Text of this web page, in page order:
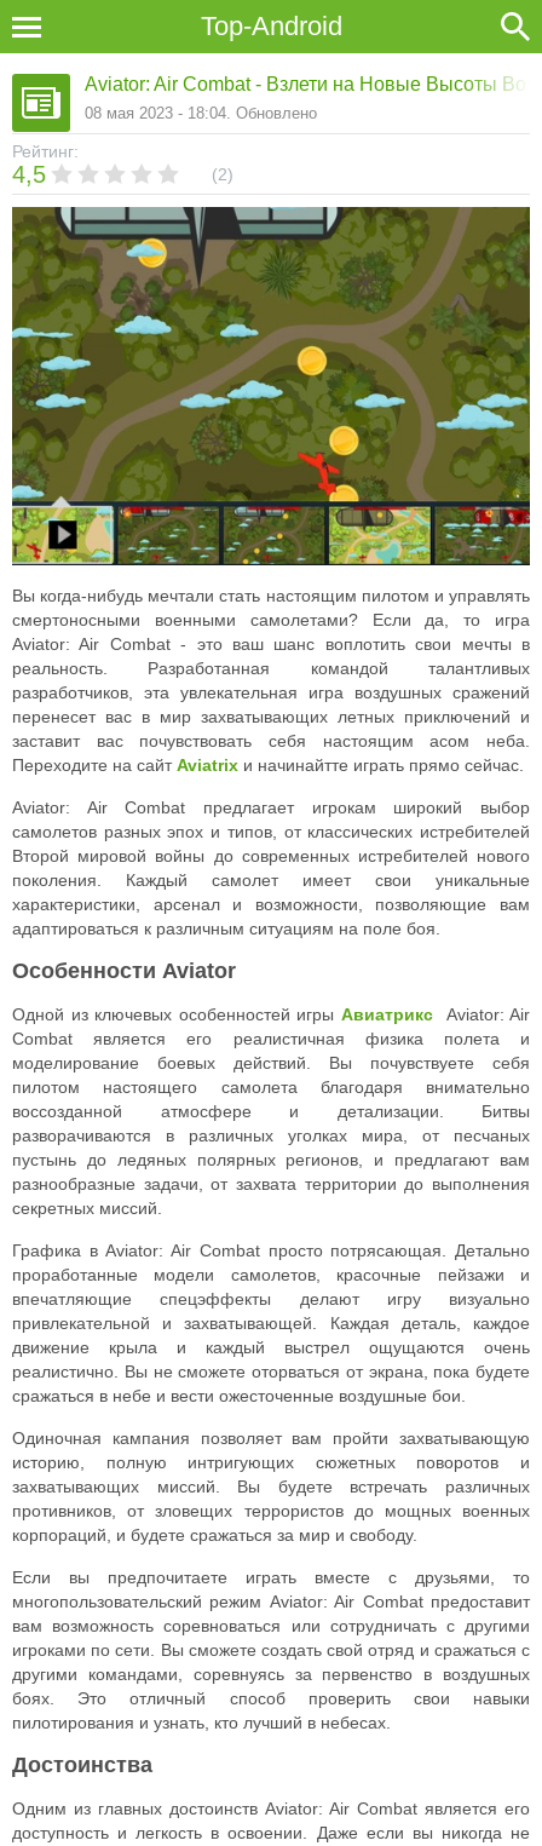
Top-Android
Рейтинг:
4,5 2
Aviator: Air Combat - Взлети на Новые Высоты
08 мая 2023 - 18:04. Обновлено
Вы когда-нибудь мечтали стать настоящим пилотом и управлять
смертоносными военными самолетами? Если да, то игра
Aviator: Air Combat - это ваш шанс воплотить свои мечты в
реальность. Разработанная командой талантливых
разработчиков, эта увлекательная игра воздушных сражений
перенесет вас в мир захватывающих летных приключений и
заставит вас почувствовать себя настоящим асом неба.
Переходите на сайтAviatrix и начинайтте играть прямо сейчас.
Aviator: Air Combat предлагает игрокам широкий выбор
самолетов разных эпох и типов, от классических истребителей
Второй мировой войны до современных истребителей нового
поколения. Каждый самолет имеет свои уникальные
характеристики, арсенал и возможности, позволяющие вам
адаптироваться к различным ситуациям на поле боя.
Особенности Aviator
Одной из ключевых особенностей игры Авиатрикс
Aviator: Air
Combat является его реалистичная физика полета и
моделирование боевых действий. Вы почувствуете себя
пилотом настоящего самолета благодаря внимательно
воссозданной атмосфере и детализации. Битвы
разворачиваются в различных уголках мира, от песчаных
пустынь до ледяных полярных регионов, и предлагают вам
разнообразные задачи, от захвата территории до выполнения
секретных миссий.
Графика в Aviator: Air Combat просто потрясающая. Детально
проработанные модели самолетов, красочные пейзажи и
впечатляющие спецэффекты делают игру визуально
привлекательной и захватывающей. Каждая деталь, каждое
движение крыла и каждый выстрел ощущаются очень
реалистично. Вы не сможете оторваться от экрана, пока будете
сражаться в небе и вести ожесточенные воздушные бои.
Одиночная кампания позволяет вам пройти захватывающую
историю, полную интригующих сюжетных поворотов и
захватывающих миссий. Вы будете встречать различных
противников, от зловещих террористов до мощных военных
корпораций, и будете сражаться за мир и свободу.
Если вы предпочитаете играть вместе с друзьями, то
многопользовательский режим Aviator: Air Combat предоставит
вам возможность соревноваться или сотрудничать с другими
игроками по сети. Вы сможете создать свой отряд и сражаться с
другими командами, соревнуясь за первенство в воздушных
боях. Это отличный способ проверить свои навыки
пилотирования и узнать, кто лучший в небесах.
Достоинства
Одним из главных достоинств Aviator: Air Combat является его
доступность и легкость в освоении. Даже если вы никогда не